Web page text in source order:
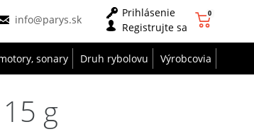
info@parys.sk
Prihlásenie
Registrujte sa
0
sonary Druh rybolovu Výrobcovia
g